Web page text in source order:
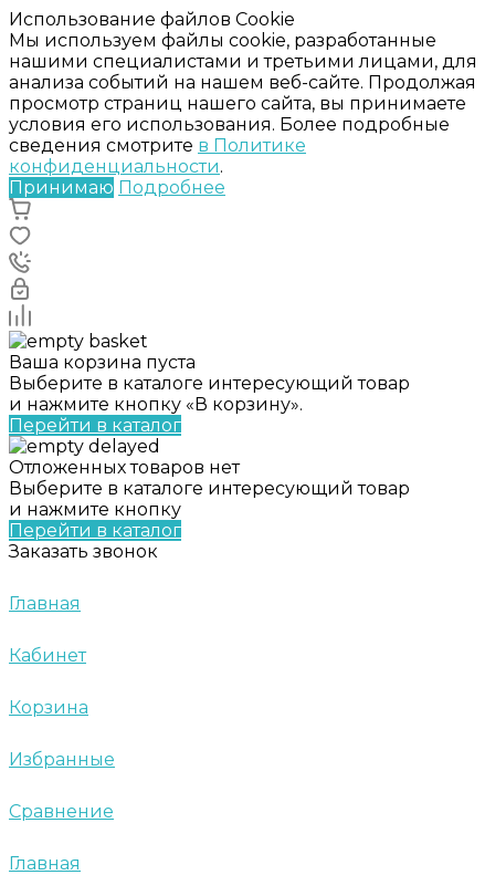
Использование файлов Cookie
Мы используем файлы cookie, разработанные
нашими специалистами и третьими лицами, для
анализа событий на нашем веб-сайте. Продолжая
просмотр страниц нашего сайта, вы принимаете
условия его использования. Более подробные
сведения смотрите в Политике
конфиденциальности.
Принимаю Подробнее
Ваша корзина пуста
Выберите в каталоге интересующий товар
и нажмите кнопку «В корзину».
Перейти в каталог
Отложенных товаров нет
Выберите в каталоге интересующий товар
и нажмите кнопку
Перейти в каталог
Заказать звонок
Главная
Кабинет
Корзина
Избранные
Сравнение
Главная